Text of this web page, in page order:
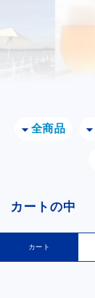
全商品
カートの中
カート